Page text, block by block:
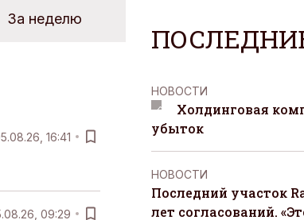
За неделю
16:41
09:29
НОВОСТИ
Холдинговая
убыток
НОВОСТИ
Последний участок
лет согласований.